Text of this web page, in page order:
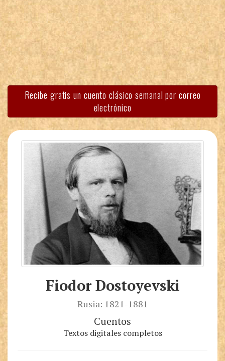
Recibe gratis un cuento clásico semanal por correo
electrónico
Fiodor Dostoyevski
Rusia: 1821-1881
Cuentos
Textos digitales completos